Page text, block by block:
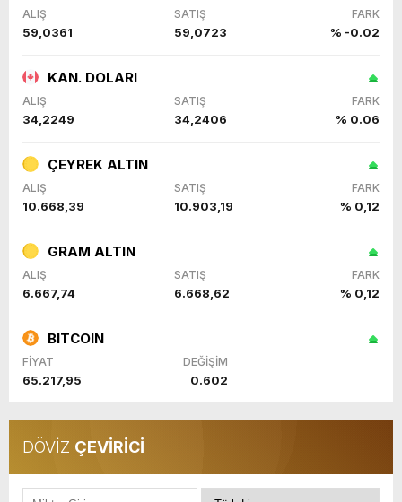
ALIŞ SATIŞ FARK
59,0361 59,0723 % -0.02
KAN. DOLARI
ALIŞ SATIŞ FARK
34,2249 34,2406 % 0.06
ÇEYREK ALTIN
ALIŞ SATIŞ FARK
10.668,39 10.903,19 % 0,12
GRAM ALTIN
ALIŞ SATIŞ FARK
6.667,74 6.668,62 % 0,12
BITCOIN
FİYAT DEĞİŞİM
65.217,95 0.602
DÖVİZ ÇEVİRİCİ